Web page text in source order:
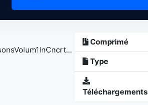
Comprimé
Type
Téléchargements